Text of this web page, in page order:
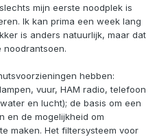
mijn eerste noodplek is
Ik kan prima een week lang
is anders natuurlijk, maar dat
noodrantsoen.
hebben:
vuur, HAM radio, telefoon
en lucht); de basis om een
en de mogelijkheid om
maken. Het filtersysteem voor